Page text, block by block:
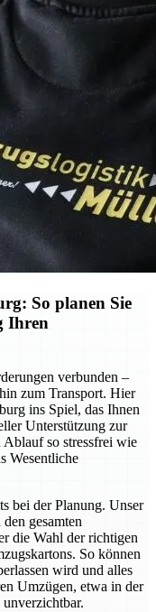
So planen Sie
Ihren
verbunden –
zum Transport. Hier
ins Spiel, das Ihnen
Unterstützung zur
Ablauf so stressfrei wie
Wesentliche
bei der Planung. Unser
gesamten
die Wahl der richtigen
So können
wird und alles
Umzügen, etwa in der